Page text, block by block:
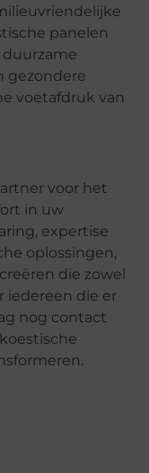
panelen
gezondere
voetafdruk van
voor het
in uw
expertise
oplossingen,
die zowel
iedereen die er
nog contact